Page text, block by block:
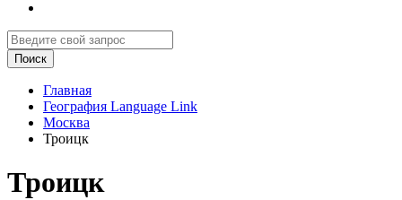
Главная
География Language Link
Москва
Троицк
Троицк